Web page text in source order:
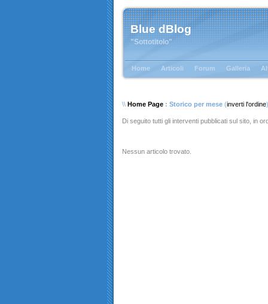
Blue dBlog
"Sottotitolo"
Home Articoli Forum Galleria
\\ Home Page : Storico per mese (inverti l'ordine)
Di seguito tutti gli interventi pubblicati sul sito, in
Nessun articolo trovato.